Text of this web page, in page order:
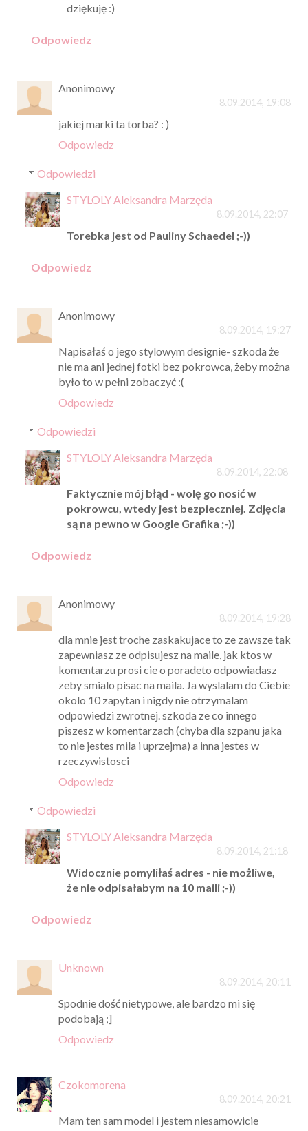
dziękuję :)
Odpowiedz
Anonimowy
8.09.2014, 19:08
jakiej marki ta torba? : )
Odpowiedz
Odpowiedzi
STYLOLY Aleksandra Marzęda
8.09.2014, 22:07
Torebka jest od Pauliny Schaedel ;-))
Odpowiedz
Anonimowy
8.09.2014, 19:27
Napisałaś o jego stylowym designie- szkoda że
nie ma ani jednej fotki bez pokrowca, żeby można
było to w pełni zobaczyć :(
Odpowiedz
Odpowiedzi
STYLOLY Aleksandra Marzęda
8.09.2014, 22:08
Faktycznie mój błąd - wolę go nosić w
pokrowcu, wtedy jest bezpieczniej. Zdjęcia
są na pewno w Google Grafika ;-))
Odpowiedz
Anonimowy
8.09.2014, 19:28
dla mnie jest troche zaskakujace to ze zawsze tak
zapewniasz ze odpisujesz na maile, jak ktos w
komentarzu prosi cie o poradeto odpowiadasz
zeby smialo pisac na maila. Ja wyslalam do Ciebie
okolo 10 zapytan i nigdy nie otrzymalam
odpowiedzi zwrotnej. szkoda ze co innego
piszesz w komentarzach (chyba dla szpanu jaka
to nie jestes mila i uprzejma) a inna jestes w
rzeczywistosci
Odpowiedz
Odpowiedzi
STYLOLY Aleksandra Marzęda
8.09.2014, 21:18
Widocznie pomyliłaś adres - nie możliwe,
że nie odpisałabym na 10 maili ;-))
Odpowiedz
Unknown
8.09.2014, 20:11
Spodnie dość nietypowe, ale bardzo mi się
podobają ;]
Odpowiedz
Czokomorena
8.09.2014, 20:21
Mam ten sam model i jestem niesamowicie